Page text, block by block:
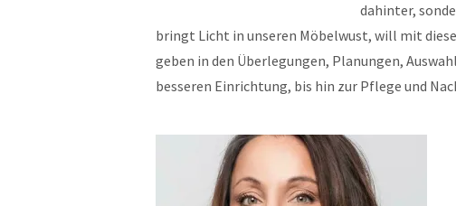
dahinter,
bringt Licht in unseren Möbelwust, will mit
geben in den Überlegungen, Planungen,
besseren Einrichtung, bis hin zur Pflege und